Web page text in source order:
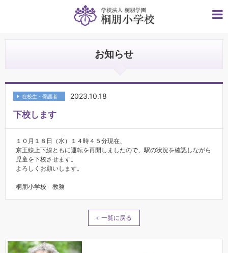
お知らせ
2023.10.18
在校生・保護者
下校します
１０月１８日（水）１４時４５分現在、
京王線上下線ともに運転を再開しましたので、駅の状況を確認しながら
児童を下校させます。
よろしくお願いします。
桐朋小学校 教務
一覧に戻る